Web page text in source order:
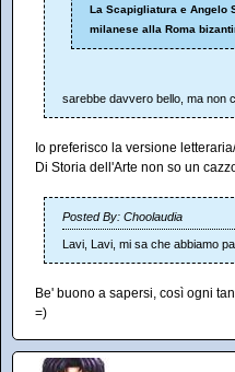
La Scapigliatura e Angelo
milanese alla Roma
sarebbe davvero bello, ma non
Io preferisco la versione
Di Storia dell'Arte non so un
Posted By: Choolaudia
Lavi, Lavi, mi sa che abbiamo
Be' buono a sapersi, così ogni
=)